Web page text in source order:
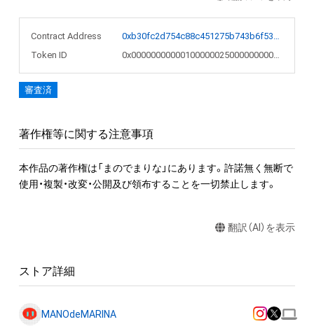
Contract Address
0xb30fc2d754c88c451275b743b6f530f19f643683
Token ID
0x0000000000010000002500000000052f
審査済
著作権等に関する注意事項
本作品の著作権は「まのでまりな」にあります。許諾無く無断で
使用・複製・改変・公開及び領布することを一切禁止します。
翻訳（AI）を表示
ストア詳細
MANOdeMARINA